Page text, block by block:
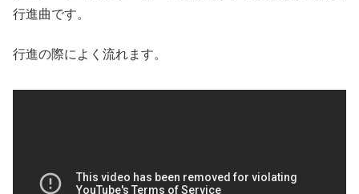
行進曲です。
行進の際によく流れます。